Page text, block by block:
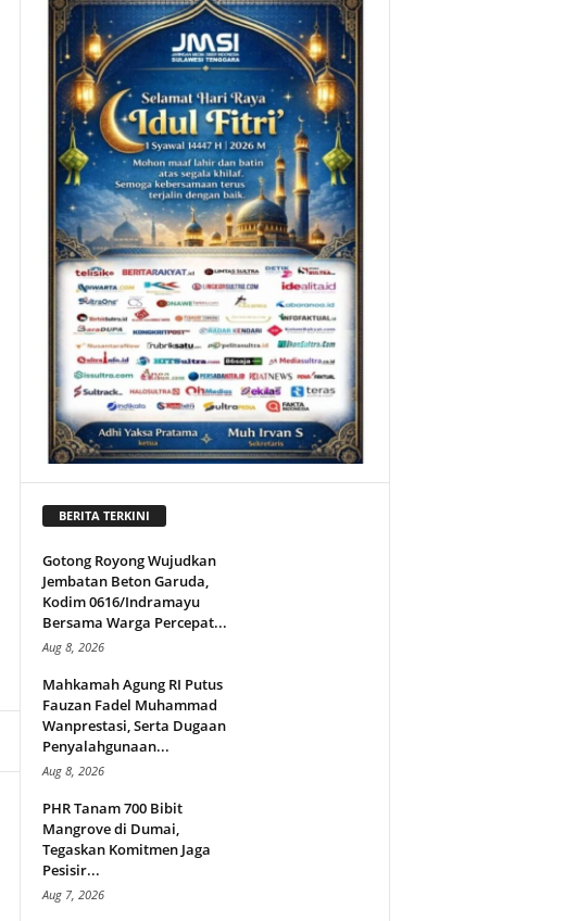
BERITA TERKINI
Gotong Royong Wujudkan
Jembatan Beton Garuda,
Kodim 0616/Indramayu
Bersama Warga Percepat...
Aug 8, 2026
Mahkamah Agung RI Putus
Fauzan Fadel Muhammad
Wanprestasi, Serta Dugaan
Penyalahgunaan...
Aug 8, 2026
PHR Tanam 700 Bibit
Mangrove di Dumai,
Tegaskan Komitmen Jaga
Pesisir...
Aug 7, 2026